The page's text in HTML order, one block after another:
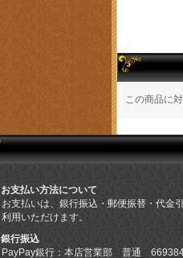
この商品に
お支払い方法について
お支払いは、銀行振込・郵便振替・代金
利用いただけます。
銀行振込
PayPay銀行：本店営業部 普通